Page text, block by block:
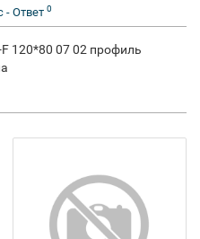
- Ответ 0
120*80 07 02 профиль